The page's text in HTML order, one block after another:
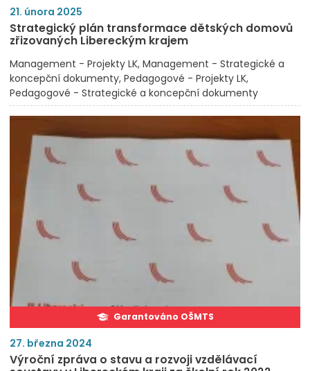
21. února 2025
Strategický plán transformace dětských domovů
zřizovaných Libereckým krajem
Management - Projekty LK Management - Strategické a
koncepční dokumenty Pedagogové - Projekty LK
Pedagogové - Strategické a koncepční dokumenty
Garantováno OŠMTS
27. března 2024
Výroční zpráva o stavu a rozvoji vzdělávací